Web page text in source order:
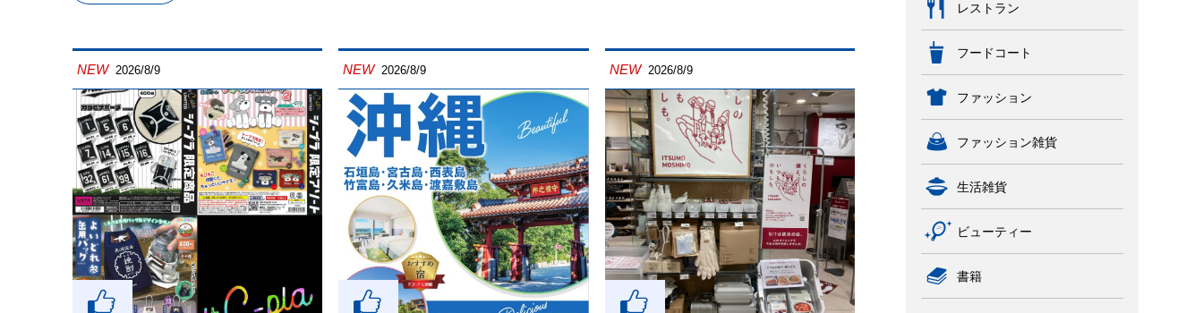
NEW 2026/8/9 NEW 2026/8/9 NEW 2026/8/9
レストラン
フードコート
ファッション
ファッション雑貨
生活雑貨
ビューティー
書籍